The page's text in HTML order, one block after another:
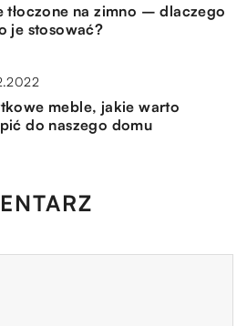
tłoczone na zimno – dlaczego
je stosować?
meble, jakie warto
do naszego domu